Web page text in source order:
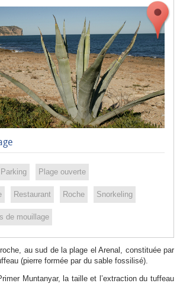
Parking Plage ouverte
Restaurant Roche Snorkeling
de mouillage
au sud de la plage el Arenal, constituée par
(pierre formée par du sable fossilisé).
Muntanyar, la taille et l’extraction du tuffeau